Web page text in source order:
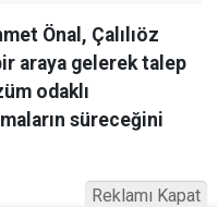
Önal, Çalılıöz
araya gelerek talep
odaklı
süreceğini
Reklamı Kapat